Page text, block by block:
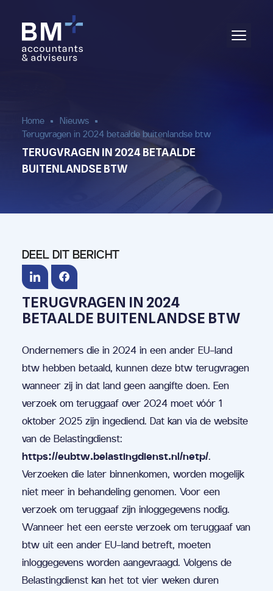
Home
Nieuws
Terugvragen in 2024 betaalde buitenlandse btw
TERUGVRAGEN IN 2024 BETAALDE
BUITENLANDSE BTW
TERUGVRAGEN IN 2024
BETAALDE BUITENLANDSE BTW
Ondernemers die in 2024 in een ander EU-land
btw hebben betaald, kunnen deze btw terugvragen
wanneer zij in dat land geen aangifte doen. Een
verzoek om teruggaaf over 2024 moet vóór 1
oktober 2025 zijn ingediend. Dat kan via de website
van de Belastingdienst:
https://eubtw.belastingdienst.nl/netp/.
Verzoeken die later binnenkomen, worden mogelijk
niet meer in behandeling genomen. Voor een
verzoek om teruggaaf zijn inloggegevens nodig.
Wanneer het een eerste verzoek om teruggaaf van
btw uit een ander EU-land betreft, moeten
inloggegevens worden aangevraagd. Volgens de
Belastingdienst kan het tot vier weken duren
DEEL DIT BERICHT
Administratie
Salarisadministratie
Aangifte & fiscaal advies